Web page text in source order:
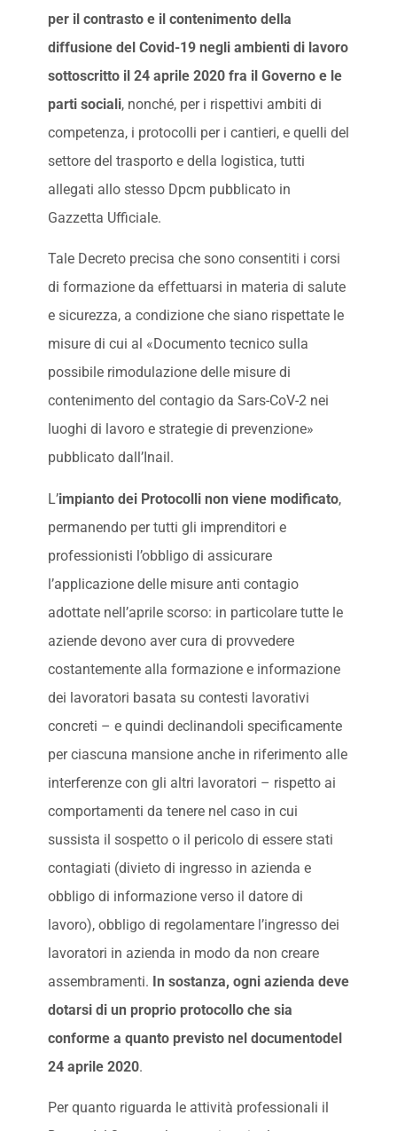
per il contrasto e il contenimento della
diffusione del Covid-19 negli ambienti di lavoro
sottoscritto il 24 aprile 2020 fra il Governo e le
parti sociali, nonché, per i rispettivi ambiti di
competenza, i protocolli per i cantieri, e quelli del
settore del trasporto e della logistica, tutti
allegati allo stesso Dpcm pubblicato in
Gazzetta Ufficiale.
Tale Decreto precisa che sono consentiti i corsi
di formazione da effettuarsi in materia di salute
e sicurezza, a condizione che siano rispettate le
misure di cui al «Documento tecnico sulla
possibile rimodulazione delle misure di
contenimento del contagio da Sars-CoV-2 nei
luoghi di lavoro e strategie di prevenzione»
pubblicato dall’Inail.
L’impianto dei Protocolli non viene modificato,
permanendo per tutti gli imprenditori e
professionisti l’obbligo di assicurare
l’applicazione delle misure anti contagio
adottate nell’aprile scorso: in particolare tutte le
aziende devono aver cura di provvedere
costantemente alla formazione e informazione
dei lavoratori basata su contesti lavorativi
concreti – e quindi declinandoli specificamente
per ciascuna mansione anche in riferimento alle
interferenze con gli altri lavoratori – rispetto ai
comportamenti da tenere nel caso in cui
sussista il sospetto o il pericolo di essere stati
contagiati (divieto di ingresso in azienda e
obbligo di informazione verso il datore di
lavoro), obbligo di regolamentare l’ingresso dei
lavoratori in azienda in modo da non creare
assembramenti. In sostanza, ogni azienda deve
dotarsi di un proprio protocollo che sia
conforme a quanto previsto nel documentodel
24 aprile 2020.
Per quanto riguarda le attività professionali il